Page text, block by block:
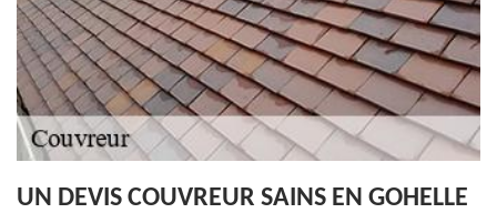
UN DEVIS COUVREUR SAINS EN GOHELLE